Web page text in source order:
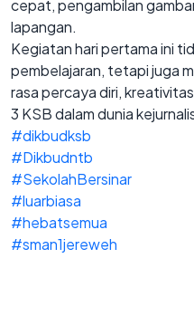
cepat, pengambilan
lapangan.
Kegiatan hari pertama ini
pembelajaran, tetapi juga
rasa percaya diri,
3 KSB dalam dunia
#dikbudksb
#Dikbudntb
#SekolahBersinar
#luarbiasa
#hebatsemua
#sman1jereweh